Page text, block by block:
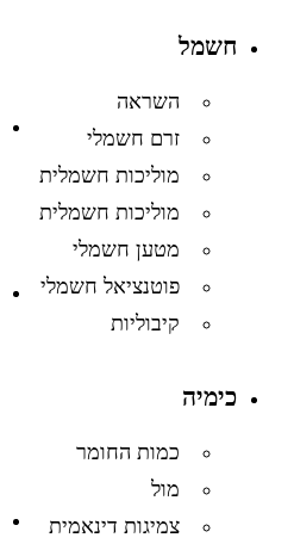
חשמל
השראה
זרם חשמלי
מוליכות חשמלית
מוליכות חשמלית
מטען חשמלי
פוטנציאל חשמלי
קיבוליות
כימיה
כמות החומר
מול
צמיגות דינאמית